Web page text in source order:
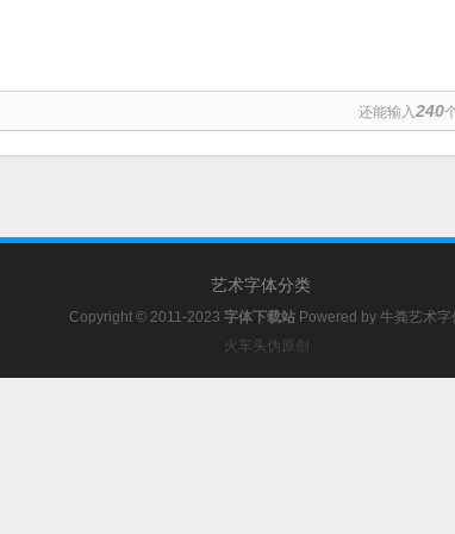
还能输入240
艺术字体分类
Copyright © 2011-2023 字体下载站 Powered by 牛粪艺术字
火车头伪原创